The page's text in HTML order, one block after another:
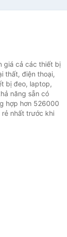
giá cả các thiết bị
thất, điện thoại,
bị đeo, laptop,
năng sẵn có
hợp hơn 526000
rẻ nhất trước khi